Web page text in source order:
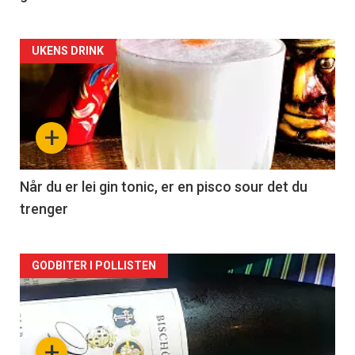
Forsiden
akkurat
nå
-
2
+
UKENS DRINK
Når du er lei gin tonic, er en pisco sour det du
trenger
Forsiden
akkurat
nå
GODBITER I POLLISTEN